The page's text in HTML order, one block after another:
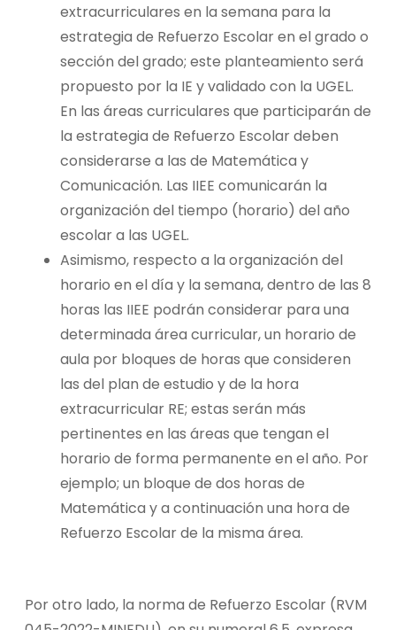
extracurriculares en la semana para la
estrategia de Refuerzo Escolar en el grado o
sección del grado; este planteamiento será
propuesto por la IE y validado con la UGEL.
En las áreas curriculares que participarán de
la estrategia de Refuerzo Escolar deben
considerarse a las de Matemática y
Comunicación. Las IIEE comunicarán la
organización del tiempo (horario) del año
escolar a las UGEL.
Asimismo, respecto a la organización del
horario en el día y la semana, dentro de las 8
horas las IIEE podrán considerar para una
determinada área curricular, un horario de
aula por bloques de horas que consideren
las del plan de estudio y de la hora
extracurricular RE; estas serán más
pertinentes en las áreas que tengan el
horario de forma permanente en el año. Por
ejemplo; un bloque de dos horas de
Matemática y a continuación una hora de
Refuerzo Escolar de la misma área.
Por otro lado, la norma de Refuerzo Escolar (RVM